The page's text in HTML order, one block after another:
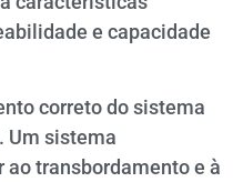
e capacidade
correto do sistema
Um sistema
transbordamento e à